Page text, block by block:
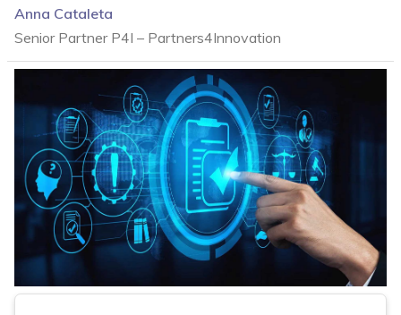
Anna Cataleta
Senior Partner P4I – Partners4Innovation